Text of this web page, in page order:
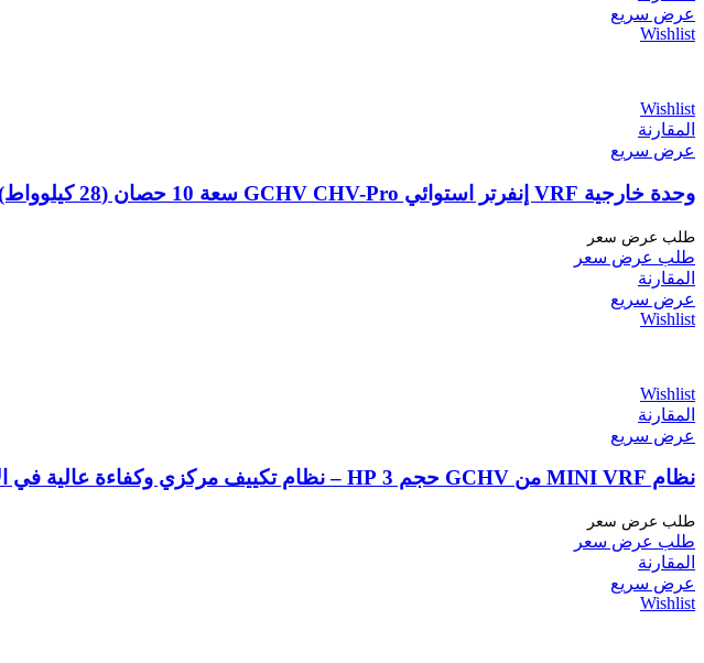
عرض سريع
Wishlist
Wishlist
المقارنة
عرض سريع
وحدة خارجية VRF إنفرتر استوائي GCHV CHV-Pro سعة 10 حصان (28 كيلوواط) تابعة لشركة Carrier
طلب عرض سعر
طلب عرض سعر
المقارنة
عرض سريع
Wishlist
Wishlist
المقارنة
عرض سريع
نظام MINI VRF من GCHV حجم 3 HP – نظام تكييف مركزي وكفاءة عالية في الأجواء الحارة
طلب عرض سعر
طلب عرض سعر
المقارنة
عرض سريع
Wishlist